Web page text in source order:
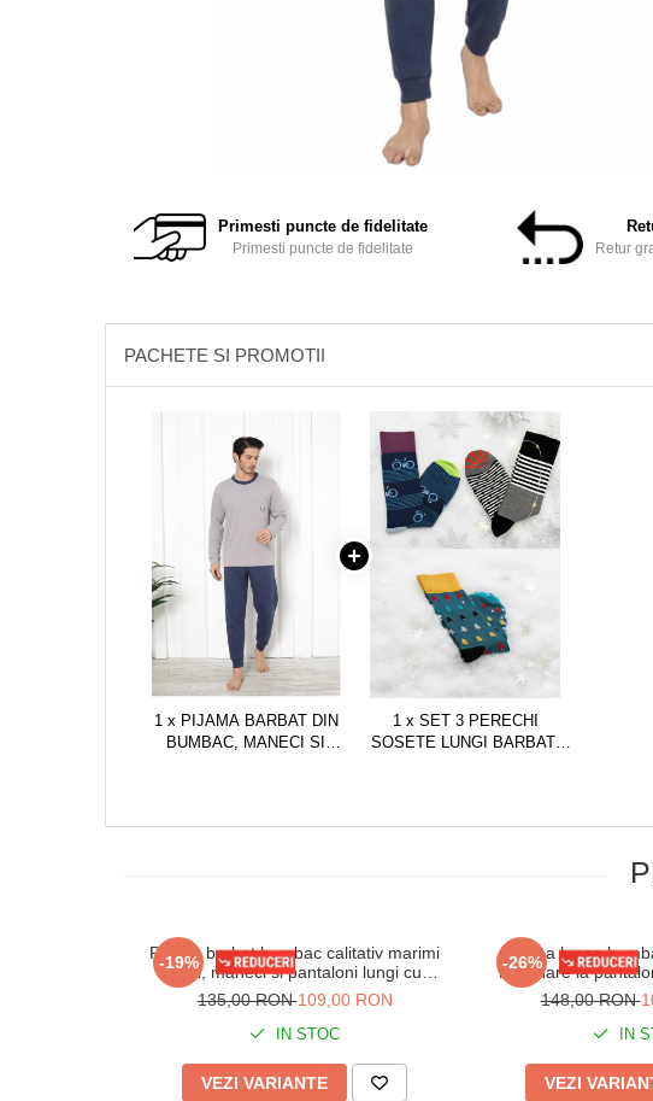
Primesti puncte de fidelitate
Primesti puncte de fidelitate Retur
PACHETE SI PROMOTII
1 x PIJAMA BARBAT DIN
BUMBAC, MANECI SI
1 x SET 3 PERECHI
SOSETE LUNGI BARBAT,
-19%
Pijama barbat bumbac calitativ marimi
mari, maneci si pantaloni lungi cu
buzunare bleumarin 201/205
135,00 RON109,00 RON
IN STOC
VEZI VARIANTE
-26%
Pijama lunga
buzunare la
148,00 RON
IN
VEZI